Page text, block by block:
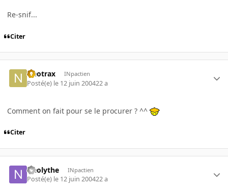
Re-snif...
Citer
Neotrax INpactien
Posté(e) le 12 juin 200422 a
Comment on fait pour se le procurer ? ^^
Citer
Neolythe INpactien
Posté(e) le 12 juin 200422 a